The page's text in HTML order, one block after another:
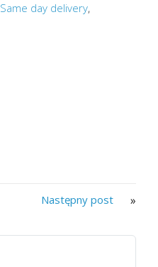
Same day delivery,
Następny post »